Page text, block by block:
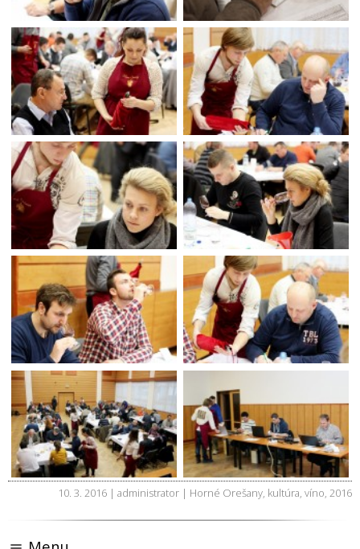
10. 3. 2016 | administrator | Horné Orešany, kultúra, víno, 2016